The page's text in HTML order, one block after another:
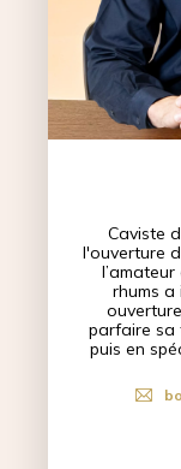
Caviste
l'ouverture
rhums a
parfaire sa
puis en